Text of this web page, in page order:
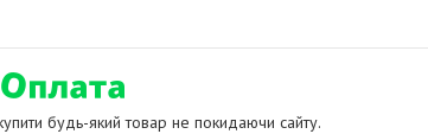
будь-який товар не покидаючи сайту.